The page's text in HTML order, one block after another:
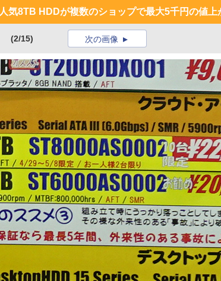
気8TB HDDが複数のショップで最大5千円の値上
(2/15) 次の画像